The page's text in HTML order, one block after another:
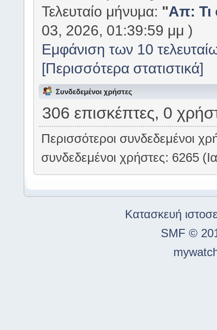
Τελευταίο μήνυμα: "Απ: Τι
03, 2026, 01:39:59 μμ )
Εμφάνιση των 10
[Περισσότερα στατιστικά]
Συνδεδεμένοι χρήστες
306 επισκέπτες, 0
Περισσότεροι συνδεδεμένοι
συνδεδεμένοι χρήστες: 6265
Κατασκευή
SMF ©